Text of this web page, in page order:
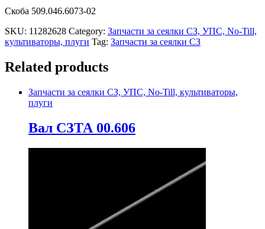
Скоба 509.046.6073-02
SKU: 11282628 Category: Запчасти за сеялки СЗ, УПС, No-Till,
культиваторы, плуги Tag: Запчасти за сеялки СЗ
Related products
Запчасти за сеялки СЗ, УПС, No-Till, культиваторы,
плуги
Вал СЗТА 00.606